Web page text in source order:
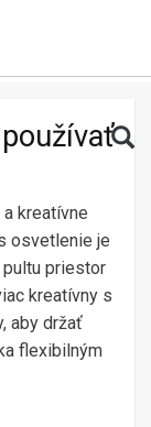
kreatívne
osvetlenie je
priestor
kreatívny s
aby držať
flexibilným